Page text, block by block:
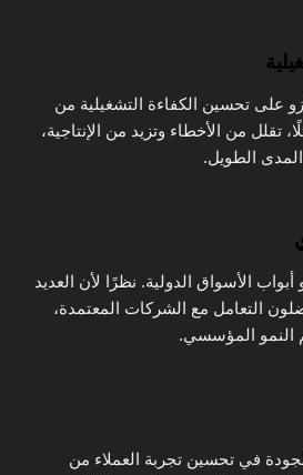
على تحسين الكفاءة التشغيلية من
تقلل من الأخطاء وتزيد من الإنتاجية،
الطويل.
أبواب الأسواق الدولية. نظرًا لأن العديد
التعامل مع الشركات المعتمدة،
النمو المؤسسي.
في تحسين تجربة العملاء من